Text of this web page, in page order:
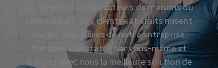
Qu’ils soient constructeurs de maisons ou
rénovateurs, nos clients satisfaits misent
sur les chaudières de notre entreprise
familiale. Constatez par vous-même et
trouvez avec nous la meilleure solution de